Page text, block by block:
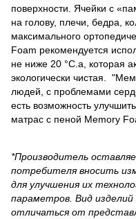
поверхности. Ячейки с
на голову, плечи, бедра,
максимального
Foam рекомендуется
не ниже 20 °С.а, которая
экологически чистая.
людей, с проблемами
есть возможность
матрас с пеной Memory
*Производитель
потребителя вносить
для улучшения их
параметров. Вид
отличаться от